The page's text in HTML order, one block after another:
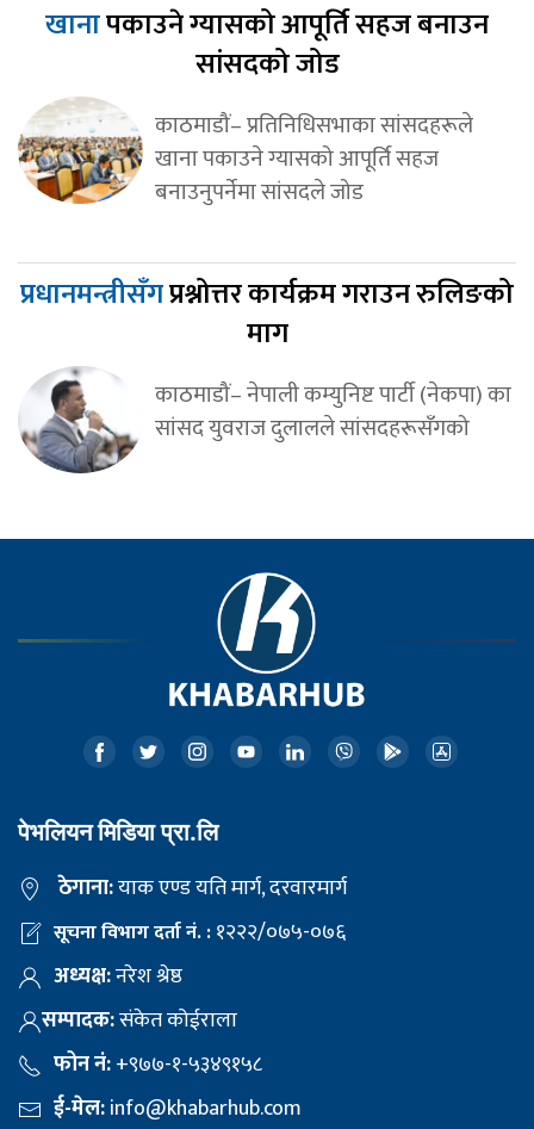
खानापकाउने ग्यासको आपूर्ति सहज बनाउन
सांसदको जोड
काठमाडौं– प्रतिनिधिसभाका सांसदहरूले
खाना पकाउने ग्यासको आपूर्ति सहज
बनाउनुपर्नेमा सांसदले जोड
प्रधानमन्त्रीसँगप्रश्नोत्तर कार्यक्रम गराउन रुलिङको
माग
काठमाडौं– नेपाली कम्युनिष्ट पार्टी (नेकपा) का
सांसद युवराज दुलालले सांसदहरूसँगको
पेभलियन मिडिया प्रा.लि
ठेगाना:याक एण्ड यति मार्ग, दरवारमार्ग
सूचना विभाग दर्ता नं. :१२२२/०७५-०७६
अध्यक्ष:नरेश श्रेष्ठ
सम्पादक:संकेत कोईराला
फोन नं:+९७७-१-५३४९१५८
ई-मेल:info@khabarhub.com